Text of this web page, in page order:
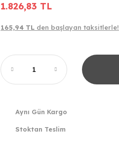
1.826,83 TL
165,94 TL den başlayan taksitlerle!
Aynı Gün Kargo
Stoktan Teslim